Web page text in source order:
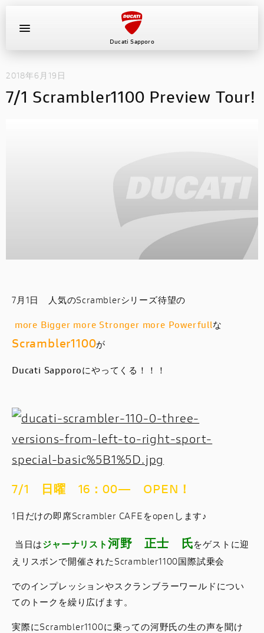
Ducati Sapporo
イベント
スタッフ
DUCATI OWNER’S CLUB
コンフィギュレーター
2018年6月19日
7/1 Scrambler1100 Preview Tour!
7月1日 人気のScramblerシリーズ待望の
more Bigger more Stronger more Powerfullな
Scrambler1100が
Ducati Sapporoにやってくる！！！
7/1 日曜 16：00― OPEN！
1日だけの即席Scrambler CAFEをopenします♪
当日はジャーナリスト 河野 正士 氏をゲストに迎
えリスボンで開催されたScrambler1100国際試乗会
でのインプレッションやスクランブラーワールドについ
てのトークを繰り広げます。
実際にScrambler1100に乗っての河野氏の生の声を聞け